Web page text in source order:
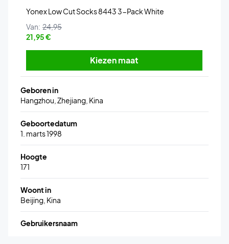
Yonex Low Cut Socks 8443 3-Pack White
Van: 24,95
21,95 €
Kiezen maat
Geboren in
Hangzhou, Zhejiang, Kina
Geboortedatum
1. marts 1998
Hoogte
171
Woont in
Beijing, Kina
Gebruikersnaam